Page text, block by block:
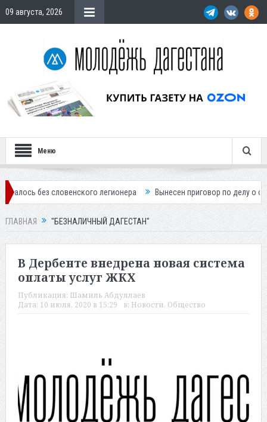
09 августа, 2026
Меню
легионера Вынесен приговор по делу о строительстве
ГЛАВНАЯ "БЕЗНАЛИЧНЫЙ ДАГЕСТАН"
В Дербенте внедрена новая система
оплаты услуг ЖКХ
Публикация: Шамиль Абдуллаев
Дата: 10 июля, 2020 в 15:29 в: Новости, Общество